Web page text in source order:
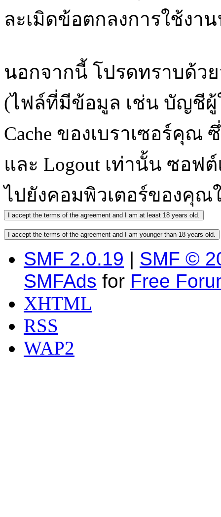
ละเมิดข้อตกลงการใช้งา
นอกจากนี้ โปรดทราบด้ว
(ไฟล์ที่มีข้อมูล เช่น บัญชี
Cache ของเบราเซอร์คุณ
และ Logout เท่านั้น ซอฟ
ไปยังคอมพิวเตอร์ของคุณ
SMF 2.0.19 | SMF ©
SMFAds for Free
XHTML
RSS
WAP2